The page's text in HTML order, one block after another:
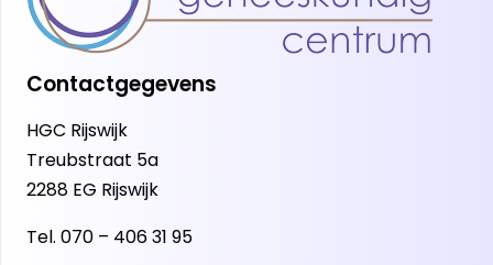
Contactgegevens
HGC Rijswijk
Treubstraat 5a
2288 EG Rijswijk
Tel. 070 – 406 31 95